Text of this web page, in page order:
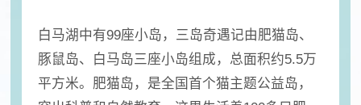
白马湖中有99座小岛，三岛奇遇记由肥猫岛、
豚鼠岛、白马岛三座小岛组成，总面积约5.5万
平方米。肥猫岛，是全国首个猫主题公益岛，